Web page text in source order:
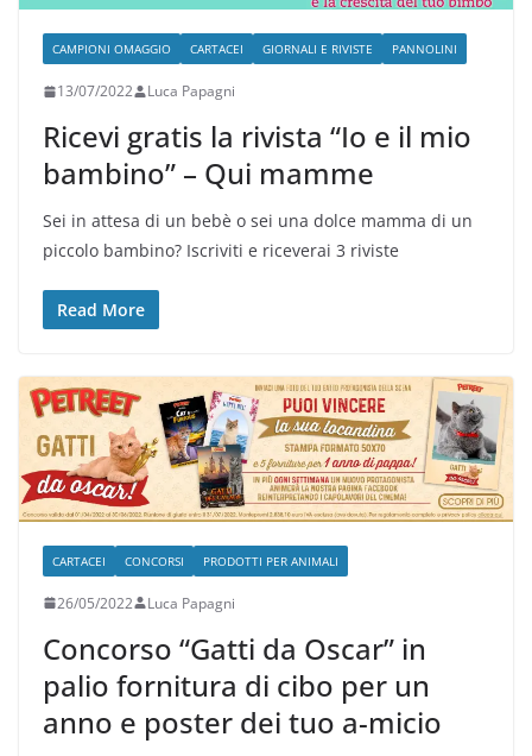
CAMPIONI OMAGGIO CARTACEI GIORNALI E RIVISTE PANNOLINI
13/07/2022 Luca Papagni
Ricevi gratis la rivista “Io e il mio
bambino” – Qui mamme
Sei in attesa di un bebè o sei una dolce mamma di un
piccolo bambino? Iscriviti e riceverai 3 riviste
Read More
CARTACEI CONCORSI PRODOTTI PER ANIMALI
26/05/2022 Luca Papagni
Concorso “Gatti da Oscar” in
palio fornitura di cibo per un
anno e poster dei tuo a-micio